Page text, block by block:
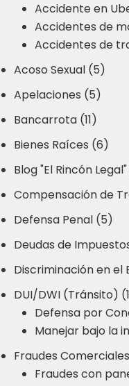
Accidente en
Accidentes de
Accidentes de
Acoso Sexual (5)
Apelaciones (5)
Bancarrota (11)
Bienes Raíces (6)
Blog "El Rincón
Compensación de
Defensa Penal (5)
Deudas de
Discriminación en el
DUI/DWI (Tránsito)
Defensa por
Manejar bajo la
Fraudes
Fraudes con